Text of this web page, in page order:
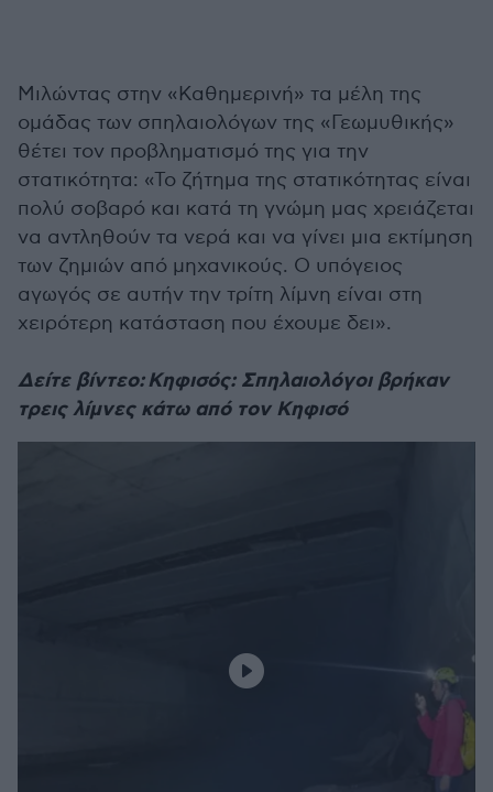
Μιλώντας στην «Καθημερινή» τα μέλη της
ομάδας των σπηλαιολόγων της «Γεωμυθικής»
θέτει τον προβληματισμό της για την
στατικότητα: «Το ζήτημα της στατικότητας είναι
πολύ σοβαρό και κατά τη γνώμη μας χρειάζεται
να αντληθούν τα νερά και να γίνει μια εκτίμηση
των ζημιών από μηχανικούς. Ο υπόγειος
αγωγός σε αυτήν την τρίτη λίμνη είναι στη
χειρότερη κατάσταση που έχουμε δει».
Δείτε βίντεο: Κηφισός: Σπηλαιολόγοι βρήκαν
τρεις λίμνες κάτω από τον Κηφισό